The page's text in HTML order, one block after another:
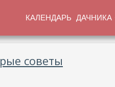
КАЛЕНДАРЬ ДАЧНИКА
советы